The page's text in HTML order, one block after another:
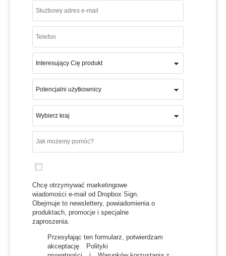
Chcę otrzymywać marketingowe
wiadomości e-mail od Dropbox Sign.
Obejmuje to newslettery, powiadomienia o
produktach, promocje i specjalne
zaproszenia.
Przesyłając ten formularz, potwierdzam
akceptację
Polityki